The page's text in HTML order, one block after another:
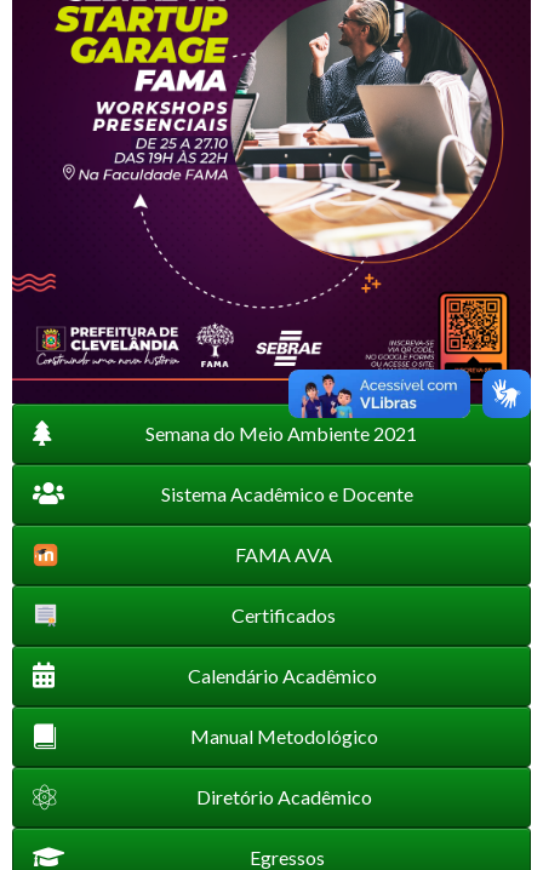
Semana do Meio Ambiente 2021
Sistema Acadêmico e Docente
FAMA AVA
Certificados
Calendário Acadêmico
Manual Metodológico
Diretório Acadêmico
Egressos